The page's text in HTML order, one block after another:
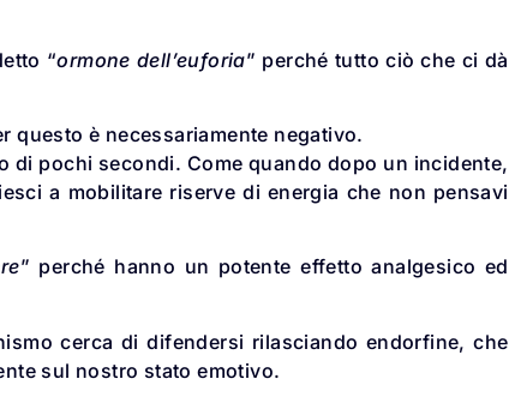
“ormone dell’euforia” perché tutto ciò che ci dà
questo è necessariamente negativo.
di pochi secondi. Come quando dopo un incidente,
a mobilitare riserve di energia che non pensavi
” perché hanno un potente effetto analgesico ed
cerca di difendersi rilasciando endorfine, che
sul nostro stato emotivo.